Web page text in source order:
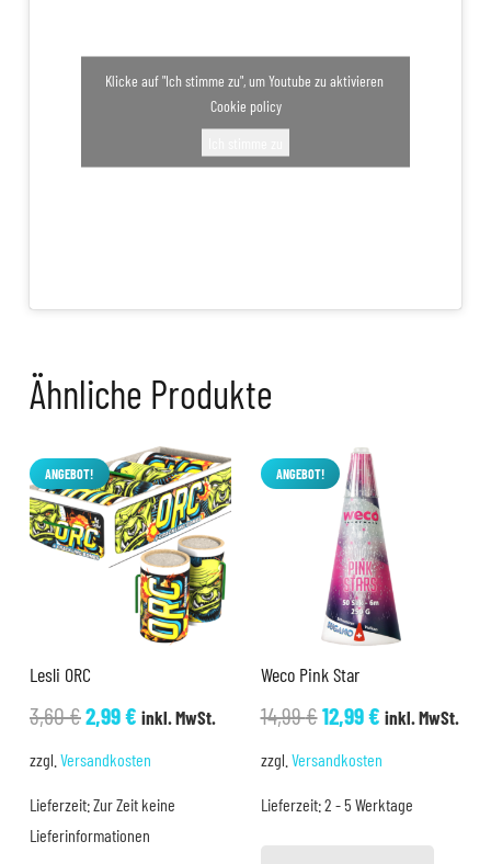
Klicke auf "Ich stimme zu", um Youtube zu aktivieren
Cookie policy
Ähnliche Produkte
ANGEBOT!
Lesli ORC
3,60€Ursprünglicher
3,60 €
2,99€Aktueller
2,99 €.
inkl. MwSt.
zzgl. Versandkosten
Lieferzeit:Zur Zeit keine
Lieferinformationen
ANGEBOT!
Weco Pink Star
14,99€Ursprünglicher
14,99 €
12,99€Aktueller
12,99 €.
inkl. MwSt.
zzgl. Versandkosten
Lieferzeit:2 - 5 Werktage